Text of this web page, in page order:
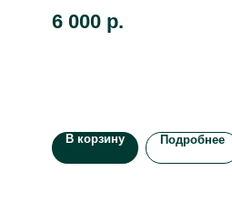
6 000 р.
В корзину Подробнее